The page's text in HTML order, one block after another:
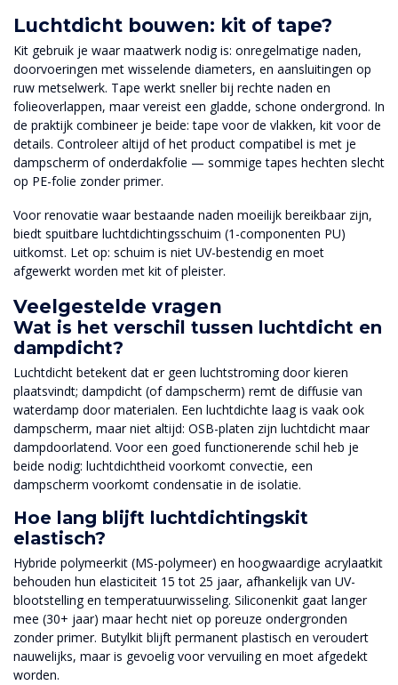
Luchtdicht bouwen: kit of tape?
Kit gebruik je waar maatwerk nodig is: onregelmatige naden,
doorvoeringen met wisselende diameters, en aansluitingen op
ruw metselwerk. Tape werkt sneller bij rechte naden en
folieoverlappen, maar vereist een gladde, schone ondergrond. In
de praktijk combineer je beide: tape voor de vlakken, kit voor de
details. Controleer altijd of het product compatibel is met je
dampscherm of onderdakfolie — sommige tapes hechten slecht
op PE-folie zonder primer.
Voor renovatie waar bestaande naden moeilijk bereikbaar zijn,
biedt spuitbare luchtdichtingsschuim (1-componenten PU)
uitkomst. Let op: schuim is niet UV-bestendig en moet
afgewerkt worden met kit of pleister.
Veelgestelde vragen
Wat is het verschil tussen luchtdicht en
dampdicht?
Luchtdicht betekent dat er geen luchtstroming door kieren
plaatsvindt; dampdicht (of dampscherm) remt de diffusie van
waterdamp door materialen. Een luchtdichte laag is vaak ook
dampscherm, maar niet altijd: OSB-platen zijn luchtdicht maar
dampdoorlatend. Voor een goed functionerende schil heb je
beide nodig: luchtdichtheid voorkomt convectie, een
dampscherm voorkomt condensatie in de isolatie.
Hoe lang blijft luchtdichtingskit
elastisch?
Hybride polymeerkit (MS-polymeer) en hoogwaardige acrylaatkit
behouden hun elasticiteit 15 tot 25 jaar, afhankelijk van UV-
blootstelling en temperatuurwisseling. Siliconenkit gaat langer
mee (30+ jaar) maar hecht niet op poreuze ondergronden
zonder primer. Butylkit blijft permanent plastisch en veroudert
nauwelijks, maar is gevoelig voor vervuiling en moet afgedekt
worden.